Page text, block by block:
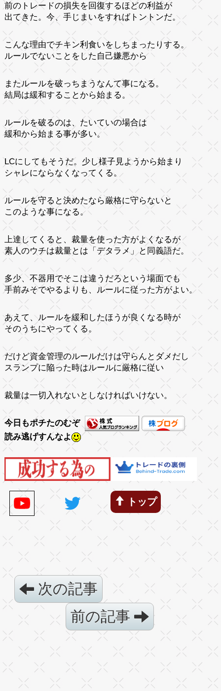
前のトレードの損失を回復するほどの利益が
出てきた。今、手じまいをすればトントンだ。
こんな理由でチキン利食いをしちまったりする。
ルールでないことをした自己嫌悪から
またルールを破っちまうなんて事になる。
結局は緩和することから始まる。
ルールを破るのは、たいていの場合は
緩和から始まる事が多い。
LCにしてもそうだ。少し様子見ようから始まり
シャレにならなくなってくる。
ルールを守ると決めたなら厳格に守らないと
このような事になる。
上達してくると、裁量を使った方がよくなるが
素人のウチは裁量とは「デタラメ」と同義語だ。
多少、不器用でそこは違うだろという場面でも
手前みそでやるよりも、ルールに従った方がよい。
あえて、ルールを緩和したほうが良くなる時が
そのうちにやってくる。
だけど資金管理のルールだけは守らんとダメだし
スランプに陥った時はルールに厳格に従い
裁量は一切入れないとしなければいけない。
今日もポチたのむぞ
読み逃げすんなよ
トップ
次の記事
前の記事